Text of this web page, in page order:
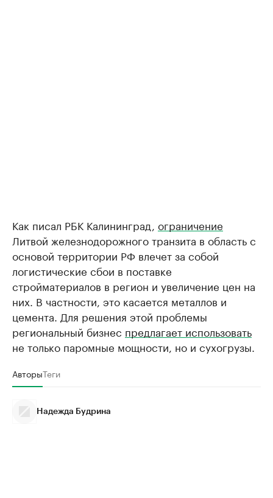
Как писал РБК Калининград, ограничение
Литвой железнодорожного транзита в область с
основой территории РФ влечет за собой
логистические сбои в поставке
стройматериалов в регион и увеличение цен на
них. В частности, это касается металлов и
цемента. Для решения этой проблемы
региональный бизнес предлагает использовать
не только паромные мощности, но и сухогрузы.
АвторыТеги
Надежда Будрина